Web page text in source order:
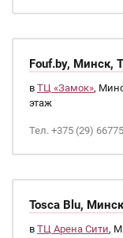
Fouf.by, Минск,
в ТЦ «Замок»,
этаж
Тел. +375 (29)
Tosca Blu,
в ТЦ Арена Сити,